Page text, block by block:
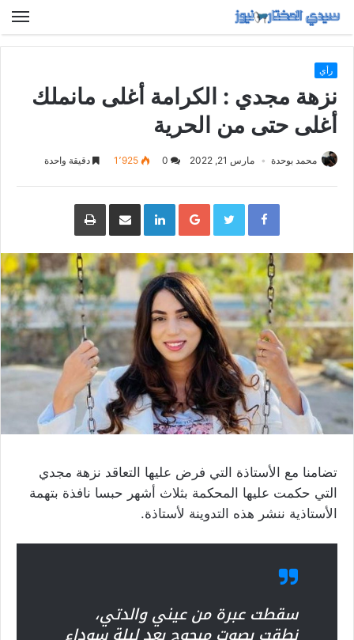
رأي
نزهة مجدي : الكرامة أغلى مانملك
أغلى حتى من الحرية
محمد بوحدة مارس 21, 2022 1٬925 دقيقة واحدة
Google+
LinkedInمشاركة
البريد
طباعة
تضامنا مع الأستاذة التي فرض عليها التعاقد نزهة مجدي
التي حكمت عليها المحكمة بثلاث أشهر حبسا نافذة بتهمة
الأستاذية ننشر هذه التدوينة لأستاذة.
سقطت عبرة من عيني والدتي،